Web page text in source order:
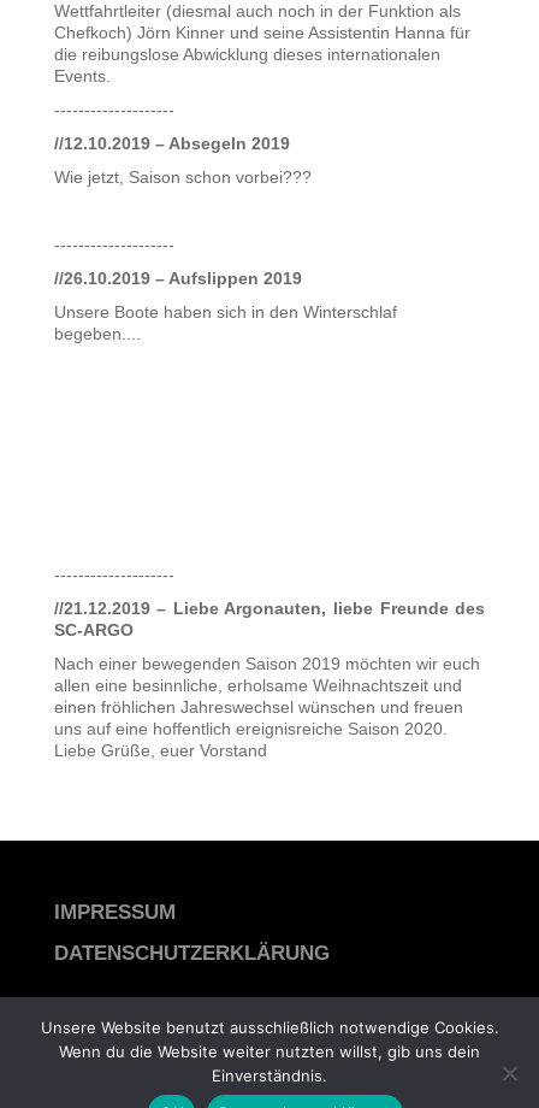
Wettfahrtleiter (diesmal auch noch in der Funktion als
Chefkoch) Jörn Kinner und seine Assistentin Hanna für
die reibungslose Abwicklung dieses internationalen
Events.
--------------------
//12.10.2019 – Absegeln 2019
Wie jetzt, Saison schon vorbei???
--------------------
//26.10.2019 – Aufslippen 2019
Unsere Boote haben sich in den Winterschlaf
begeben....
--------------------
//21.12.2019 – Liebe Argonauten, liebe Freunde des
SC-ARGO
Nach einer bewegenden Saison 2019 möchten wir euch
allen eine besinnliche, erholsame Weihnachtszeit und
einen fröhlichen Jahreswechsel wünschen und freuen
uns auf eine hoffentlich ereignisreiche Saison 2020.
Liebe Grüße, euer Vorstand
IMPRESSUM
DATENSCHUTZERKLÄRUNG
sc-argo berlin © 2026
Unsere Website benutzt ausschließlich notwendige Cookies.
Wenn du die Website weiter nutzten willst, gib uns dein
Einverständnis.